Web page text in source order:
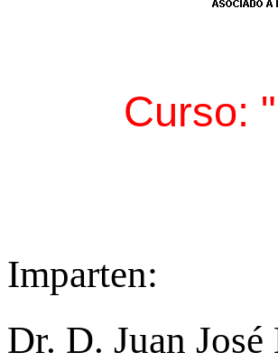
Curso:
Imparten:
Dr. D. Juan